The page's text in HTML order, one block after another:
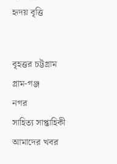
হৃদয় বৃত্তি
বৃহত্তর চট্টগ্রাম
গ্রাম-গঞ্জ
নগর
সাহিত্য সাপ্তাহিকী
আমাদের খবর